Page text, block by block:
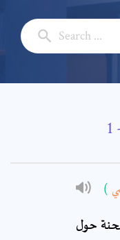
)
حول
Subject: *